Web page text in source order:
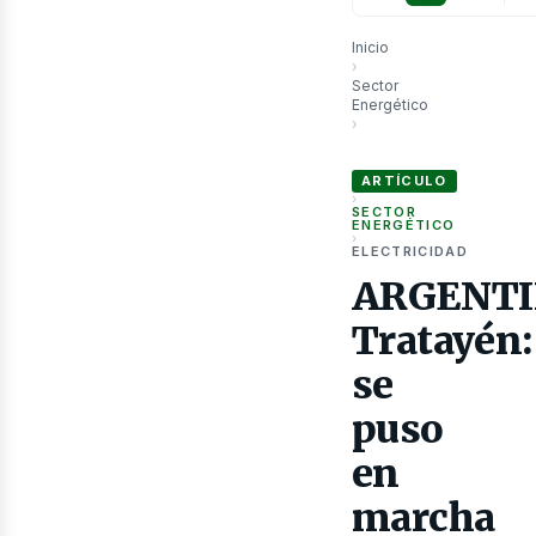
Inicio
›
Sector
Energético
›
ARTÍCULO
›
SECTOR
ENERGÉTICO
›
ELECTRICIDAD
Tratayén:
se
puso
en
marcha